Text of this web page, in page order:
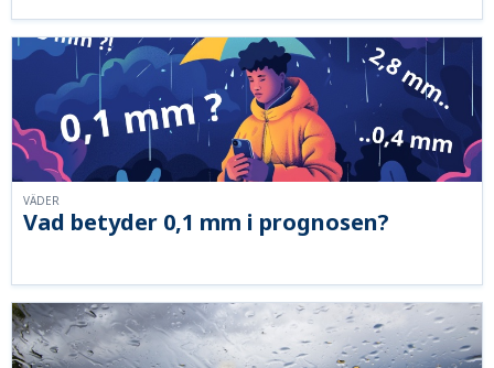
Vad betyder 0,1 mm i prognosen?
VÄDER